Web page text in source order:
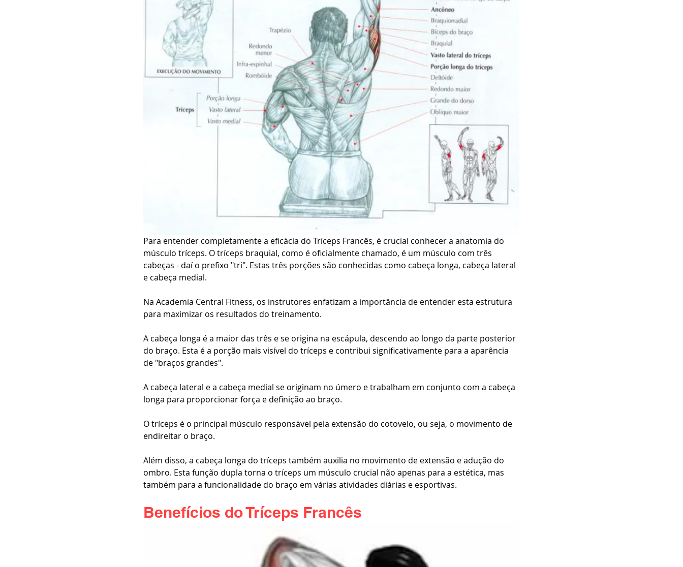
Para entender completamente a eficácia do Tríceps Francês, é crucial conhecer a anatomia do
músculo tríceps. O tríceps braquial, como é oficialmente chamado, é um músculo com três
cabeças - daí o prefixo "tri". Estas três porções são conhecidas como cabeça longa, cabeça lateral
e cabeça medial.
Na Academia Central Fitness, os instrutores enfatizam a importância de entender esta estrutura
para maximizar os resultados do treinamento.
A cabeça longa é a maior das três e se origina na escápula, descendo ao longo da parte posterior
do braço. Esta é a porção mais visível do tríceps e contribui significativamente para a aparência
de "braços grandes".
A cabeça lateral e a cabeça medial se originam no úmero e trabalham em conjunto com a cabeça
longa para proporcionar força e definição ao braço.
O tríceps é o principal músculo responsável pela extensão do cotovelo, ou seja, o movimento de
endireitar o braço.
Além disso, a cabeça longa do tríceps também auxilia no movimento de extensão e adução do
ombro. Esta função dupla torna o tríceps um músculo crucial não apenas para a estética, mas
também para a funcionalidade do braço em várias atividades diárias e esportivas.
Benefícios do Tríceps Francês